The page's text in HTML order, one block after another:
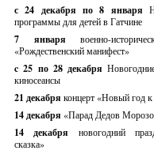
с 24 декабря по 8 января
программы для детей в Гатчине
7 январявоенно-
«Рождественский манифест»
c 25 по 28 декабря
киносеансы
21 декабря концерт «Новый год
14 декабря «Парад Дедов
14 декабря новогодний
сказка»